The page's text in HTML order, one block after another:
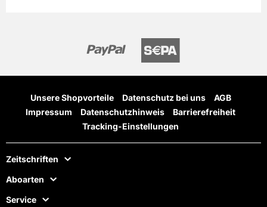
Unsere Shopvorteile Datenschutz bei uns
AGB
Impressum
Datenschutzhinweis
Barrierefreiheit
Tracking-Einstellungen
Zeitschriften
Aboarten
Service